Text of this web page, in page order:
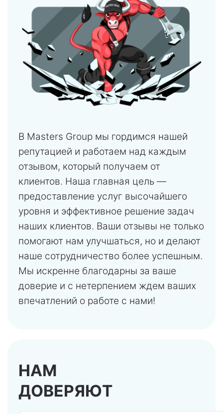
В Masters Group мы гордимся нашей
репутацией и работаем над каждым
отзывом, который получаем от
клиентов. Наша главная цель —
предоставление услуг высочайшего
уровня и эффективное решение задач
наших клиентов. Ваши отзывы не только
помогают нам улучшаться, но и делают
наше сотрудничество более успешным.
Мы искренне благодарны за ваше
доверие и с нетерпением ждем ваших
впечатлений о работе с нами!
НАМ
ДОВЕРЯЮТ